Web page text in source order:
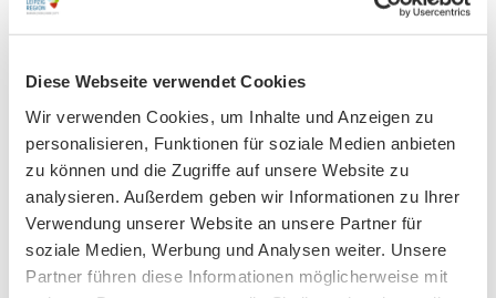
Diese Webseite verwendet Cookies
Wir verwenden Cookies, um Inhalte und Anzeigen zu
personalisieren, Funktionen für soziale Medien anbieten
zu können und die Zugriffe auf unsere Website zu
analysieren. Außerdem geben wir Informationen zu Ihrer
Verwendung unserer Website an unsere Partner für
soziale Medien, Werbung und Analysen weiter. Unsere
Partner führen diese Informationen möglicherweise mit